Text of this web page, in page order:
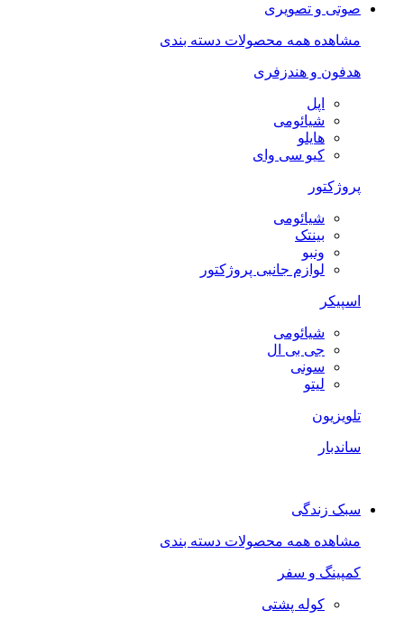
صوتی و تصویری
مشاهده همه محصولات دسته بندی
هدفون و هندزفری
اپل
شیائومی
هایلو
کیو سی وای
پروژکتور
شیائومی
بینتک
ونبو
لوازم جانبی پروژکتور
اسپیکر
شیائومی
جی بی ال
سونی
لیتو
تلویزیون
ساندبار
سبک زندگی
مشاهده همه محصولات دسته بندی
کمپینگ و سفر
کوله پشتی